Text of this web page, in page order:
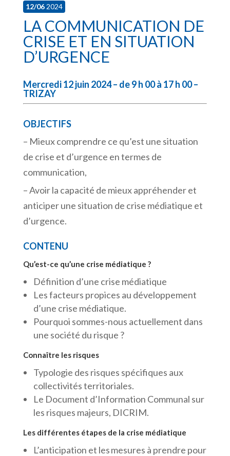
12/062024
LA COMMUNICATION DE
CRISE ET EN SITUATION
D’URGENCE
Mercredi 12 juin 2024 – de 9 h 00 à 17 h 00 –
TRIZAY
OBJECTIFS
– Mieux comprendre ce qu’est une situation
de crise et d’urgence en termes de
communication,
– Avoir la capacité de mieux appréhender et
anticiper une situation de crise médiatique et
d’urgence.
CONTENU
Qu’est-ce qu’une crise médiatique ?
Définition d’une crise médiatique
Les facteurs propices au développement
d’une crise médiatique.
Pourquoi sommes-nous actuellement dans
une société du risque ?
Connaître les risques
Typologie des risques spécifiques aux
collectivités territoriales.
Le Document d’Information Communal sur
les risques majeurs, DICRIM.
Les différentes étapes de la crise médiatique
L’anticipation et lesmesures à prendre pour